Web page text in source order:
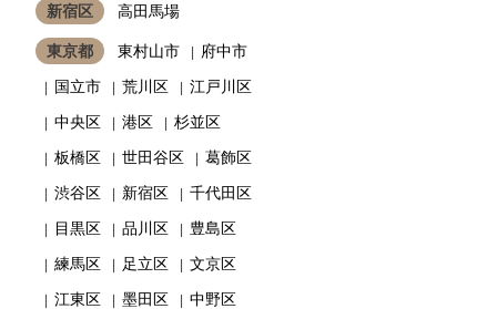
新宿区 高田馬場
東京都 東村山市
府中市
国立市
荒川区
江戸川区
中央区
港区
杉並区
板橋区
世田谷区
葛飾区
渋谷区
新宿区
千代田区
目黒区
品川区
豊島区
練馬区
足立区
文京区
江東区
墨田区
中野区